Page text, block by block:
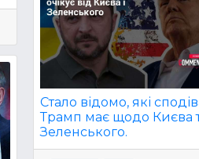
Стало відомо, які
Трамп має щодо Києва
Зеленського.